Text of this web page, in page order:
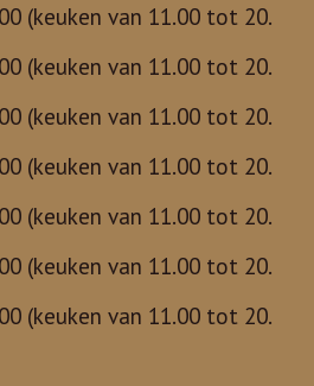
(keuken van 11.00 tot 20.00)
(keuken van 11.00 tot 20.00)
(keuken van 11.00 tot 20.00)
(keuken van 11.00 tot 20.00)
(keuken van 11.00 tot 20.00)
(keuken van 11.00 tot 20.00)
(keuken van 11.00 tot 20.00)